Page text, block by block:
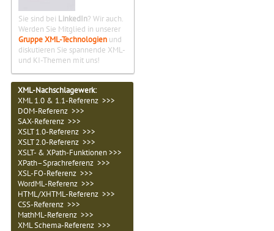
Sie sind bei LinkedIn? Wir auch.
Werden Sie Mitglied in unserer
Gruppe XML-Technologien und
diskutieren Sie spannende XML-
und KI-Themen mit uns!
XML-Nachschlagewerk:
XML 1.0 & 1.1-Referenz >>>
DOM-Referenz >>>
SAX-Referenz >>>
XSLT 1.0-Referenz >>>
XSLT 2.0-Referenz >>>
XSLT- & XPath-Funktionen >>>
XPath–Sprachreferenz >>>
XSL-FO-Referenz >>>
WordML-Referenz >>>
HTML/XHTML-Referenz >>>
CSS-Referenz >>>
MathML-Referenz >>>
XML Schema-Referenz >>>